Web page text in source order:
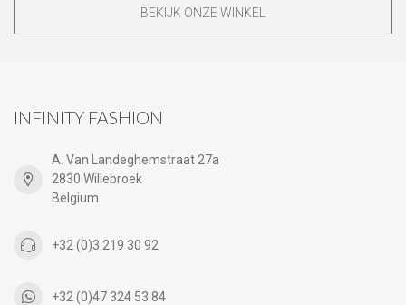
BEKIJK ONZE WINKEL
INFINITY FASHION
A. Van Landeghemstraat 27a
2830 Willebroek
Belgium
+32 (0)3 219 30 92
+32 (0)47 324 53 84